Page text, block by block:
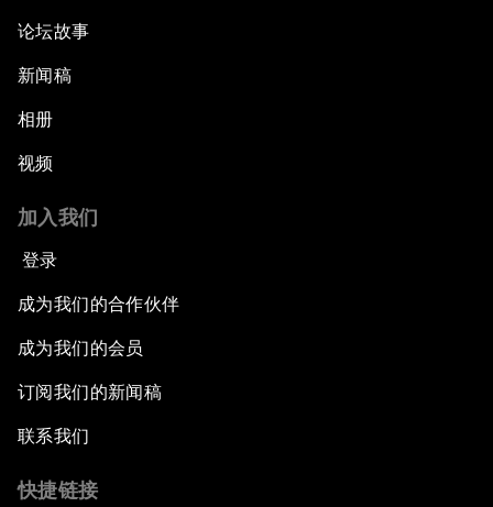
论坛故事
新闻稿
相册
视频
加入我们
登录
成为我们的合作伙伴
成为我们的会员
订阅我们的新闻稿
联系我们
快捷链接